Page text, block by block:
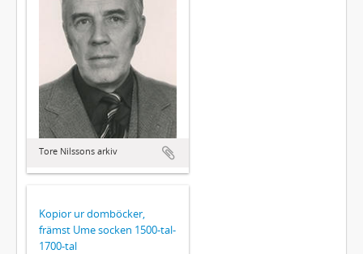
Tore Nilssons arkiv
Kopior ur domböcker,
främst Ume socken 1500-tal-
1700-tal